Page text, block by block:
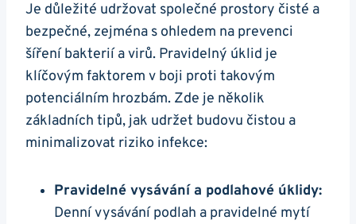
Je důležité udržovat společné prostory čisté a
⁣bezpečné, zejména s ohledem na prevenci
šíření bakterií a virů. Pravidelný úklid je
klíčovým faktorem v boji proti takovým
potenciálním hrozbám. Zde je několik
základních tipů,⁣ jak udržet ‌budovu čistou a
minimalizovat riziko infekce:
Pravidelné vysávání a podlahové úklidy:
Denní vysávání podlah a pravidelné mytí